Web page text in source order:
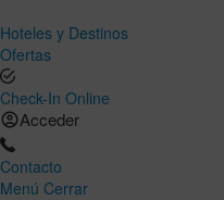
Hoteles y Destinos
Ofertas
Check-In Online
Acceder
Contacto
Menú Cerrar